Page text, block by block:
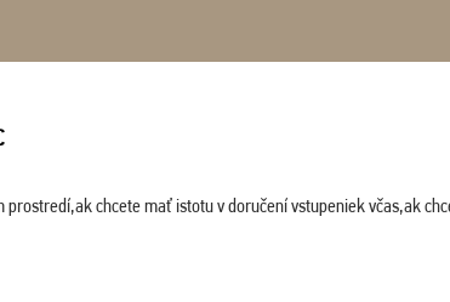
prostredí,ak chcete mať istotu v doručení vstupeniek včas,ak